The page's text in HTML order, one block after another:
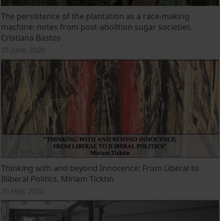
The persistence of the plantation as a race-making
machine: notes from post-abolition sugar societies.
Cristiana Bastos
25 June, 2026
Thinking with and beyond Innocence: From Liberal to
Illiberal Politics. Miriam Ticktin
20 May, 2026